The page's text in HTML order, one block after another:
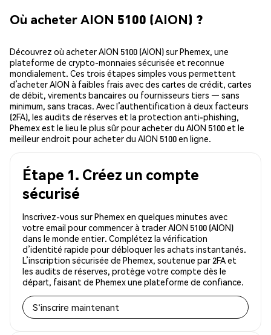
Où acheter AION 5100 (AION) ?
Découvrez où acheter AION 5100 (AION) sur Phemex, une
plateforme de crypto-monnaies sécurisée et reconnue
mondialement. Ces trois étapes simples vous permettent
d’acheter AION à faibles frais avec des cartes de crédit, cartes
de débit, virements bancaires ou fournisseurs tiers — sans
minimum, sans tracas. Avec l’authentification à deux facteurs
(2FA), les audits de réserves et la protection anti-phishing,
Phemex est le lieu le plus sûr pour acheter du AION 5100 et le
meilleur endroit pour acheter du AION 5100 en ligne.
Étape 1. Créez un compte
sécurisé
Inscrivez-vous sur Phemex en quelques minutes avec
votre email pour commencer à trader AION 5100 (AION)
dans le monde entier. Complétez la vérification
d’identité rapide pour débloquer les achats instantanés.
L’inscription sécurisée de Phemex, soutenue par 2FA et
les audits de réserves, protège votre compte dès le
départ, faisant de Phemex une plateforme de confiance.
S'inscrire maintenant